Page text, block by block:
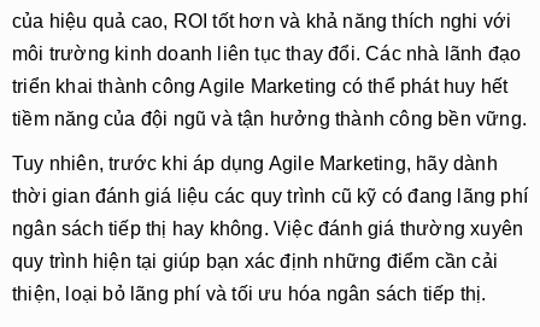
của hiệu quả cao, ROI tốt hơn và khả năng thích nghi với
môi trường kinh doanh liên tục thay đổi. Các nhà lãnh đạo
triển khai thành công Agile Marketing có thể phát huy hết
tiềm năng của đội ngũ và tận hưởng thành công bền vững.
Tuy nhiên, trước khi áp dụng Agile Marketing, hãy dành
thời gian đánh giá liệu các quy trình cũ kỹ có đang lãng phí
ngân sách tiếp thị hay không. Việc đánh giá thường xuyên
quy trình hiện tại giúp bạn xác định những điểm cần cải
thiện, loại bỏ lãng phí và tối ưu hóa ngân sách tiếp thị.